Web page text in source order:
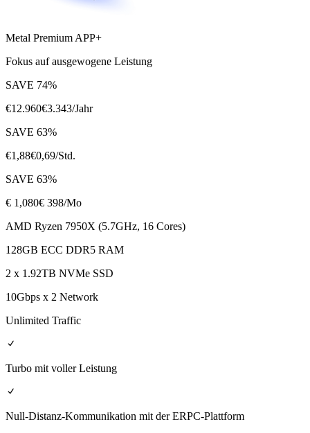
Metal Premium APP+
Fokus auf ausgewogene Leistung
SAVE 74%
€12.960€3.343/Jahr
SAVE 63%
€1,88€0,69/Std.
SAVE 63%
€ 1,080€ 398/Mo
AMD Ryzen 7950X (5.7GHz, 16 Cores)
128GB ECC DDR5 RAM
2 x 1.92TB NVMe SSD
10Gbps x 2 Network
Unlimited Traffic
Turbo mit voller Leistung
Null-Distanz-Kommunikation mit der ERPC-Plattform